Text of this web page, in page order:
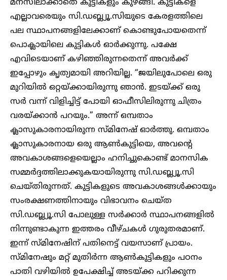
മനസിലാക്കാതെ കുട്ടികളും കുഴങ്ങി. കുട്ടികളെ
എല്ലാവരെയും സി.ഡബ്ല്യൂ.സിയുടെ കേരളത്തിലെ
പല സ്ഥാപനങ്ങളിലേക്കാണ് കൊണ്ടുപോയതെന്ന്
പൊക്ലായിലെ കുട്ടികൾ ഓർക്കുന്നു. പക്ഷേ
എവിടെയാണ് കഴിഞ്ഞിരുന്നതെന്ന് അവർക്ക്
ഇപ്പോഴും കൃത്യമായി അറിയില്ല. “ജയിലുപോലെ ഒരു
മുറിയിൽ ഒറ്റയ്ക്കായിരുന്നു ഞാൻ. ഇടയ്ക്ക് ഒരു
സർ വന്ന് വിളിച്ചിട്ട് പോയി ഓഫീസിലിരുന്നു ചിത്രം
വരയ്ക്കാൻ പറയും.” അന്ന് ഒമ്പതാം
ക്ലാസുകാരനായിരുന്ന സ്മിനേഷ് ഓർത്തു. ഒമ്പതാം
ക്ലാസുകാരനായ ഒരു ആൺകുട്ടിയെ, അവന്റെ
അവകാശങ്ങളെയെല്ലാം ഹനിച്ചുകൊണ്ട് മാനസിക
സമ്മർദ്ദത്തിലാക്കുകയായിരുന്നു സി.ഡബ്ല്യൂ.സി
ചെയ്തിരുന്നത്. കുട്ടികളുടെ അവകാശങ്ങൾക്കായും
സംരക്ഷണത്തിനായും വിഭാവനം ചെയ്ത
സി.ഡബ്ല്യൂ.സി പോലുള്ള സർക്കാർ സ്ഥാപനങ്ങളിൽ
നിന്നുണ്ടാകുന്ന ഇത്തരം വീഴ്ചകൾ ഗുരുതരമാണ്.
ഇന്ന് സ്മിനേഷിന് പതിനെട്ട് വയസാണ് പ്രായം.
സ്മിനേഷും മറ്റ് മുതിർന്ന ആൺകുട്ടികളും പഠനം
പാതി വഴിയിൽ ഉപേക്ഷിച്ച് അടയ്ക്ക പറിക്കുന്ന